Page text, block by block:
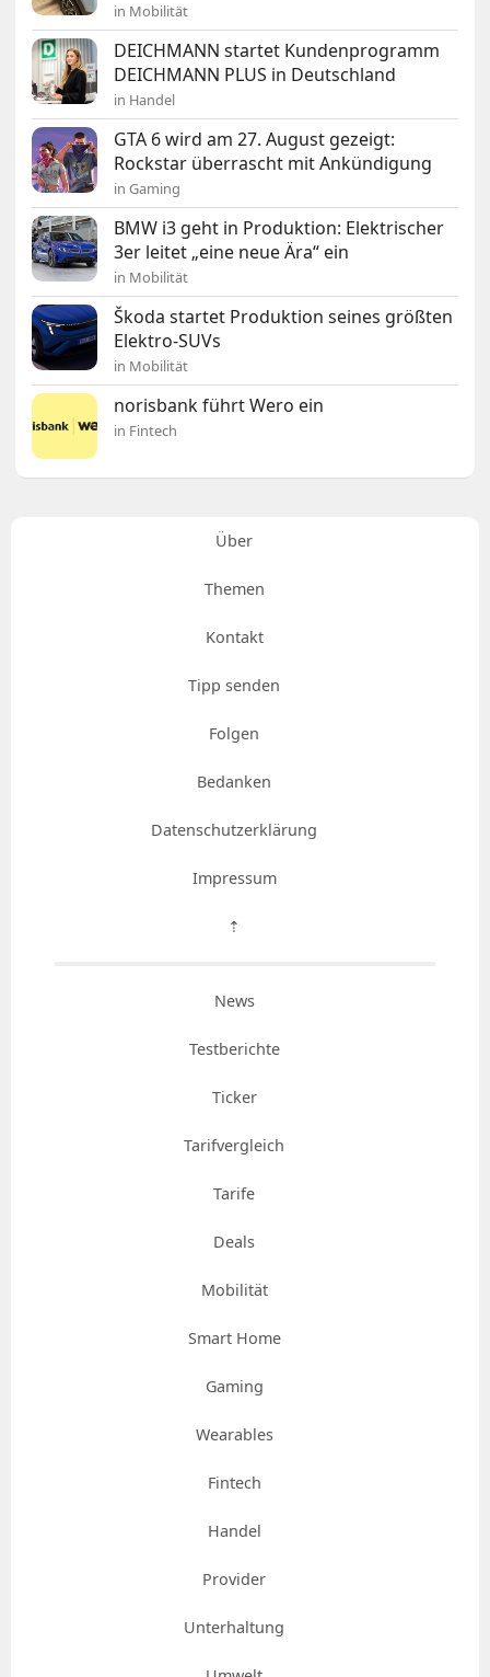
in Mobilität
DEICHMANN startet Kundenprogramm
DEICHMANN PLUS in Deutschland
in Handel
GTA 6 wird am 27. August gezeigt:
Rockstar überrascht mit Ankündigung
in Gaming
BMW i3 geht in Produktion: Elektrischer
3er leitet „eine neue Ära“ ein
in Mobilität
Škoda startet Produktion seines größten
Elektro-SUVs
in Mobilität
norisbank führt Wero ein
in Fintech
Über
Themen
Kontakt
Tipp senden
Folgen
Bedanken
Datenschutzerklärung
Impressum
⇡
News
Testberichte
Ticker
Tarifvergleich
Tarife
Deals
Mobilität
Smart Home
Gaming
Wearables
Fintech
Handel
Provider
Unterhaltung